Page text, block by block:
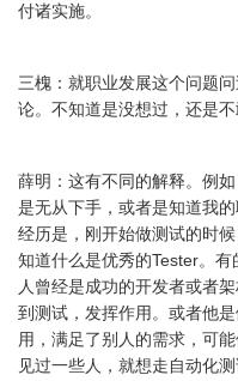
付诸实施。
三槐：就职业发展这个问题
论。不知道是没想过，还是不
薛明：这有不同的解释。例
是无从下手，或者是知道我
经历是，刚开始做测试的时
知道什么是优秀的Tester。
人曾经是成功的开发者或者
到测试，发挥作用。或者他
用，满足了别人的需求，可
见过一些人，就想走自动化